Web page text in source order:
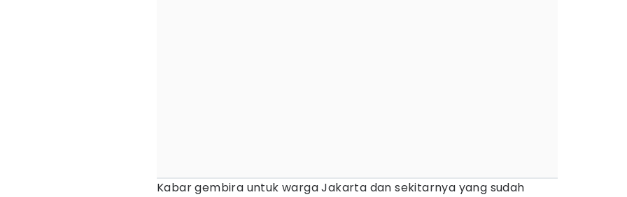
Kabar gembira untuk warga Jakarta dan sekitarnya yang sudah